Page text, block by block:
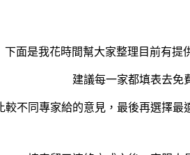
下面是我花時間幫大家整理目前有提
建議每一家都填表去免
較不同專家給的意見，最後再選擇最